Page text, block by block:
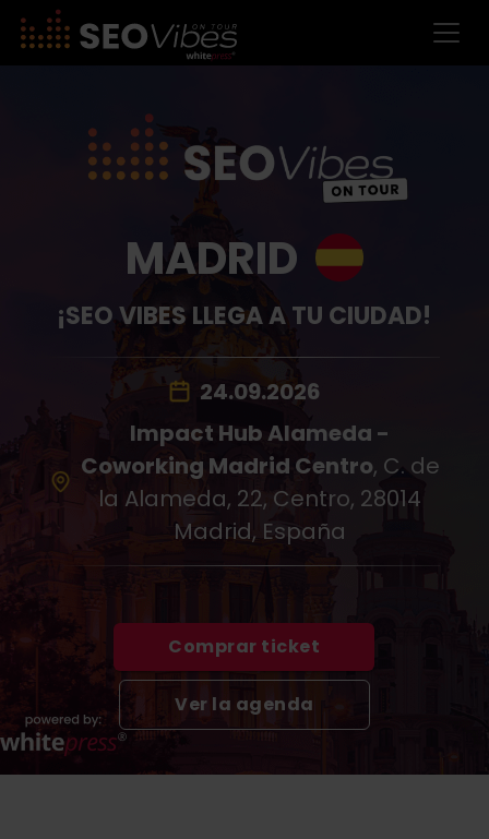
MADRID
¡SEO VIBES LLEGA A TU CIUDAD!
24.09.2026
Impact Hub Alameda -
Coworking Madrid Centro, C. de
la Alameda, 22, Centro, 28014
Madrid, España
Comprar ticket
Ver la agenda